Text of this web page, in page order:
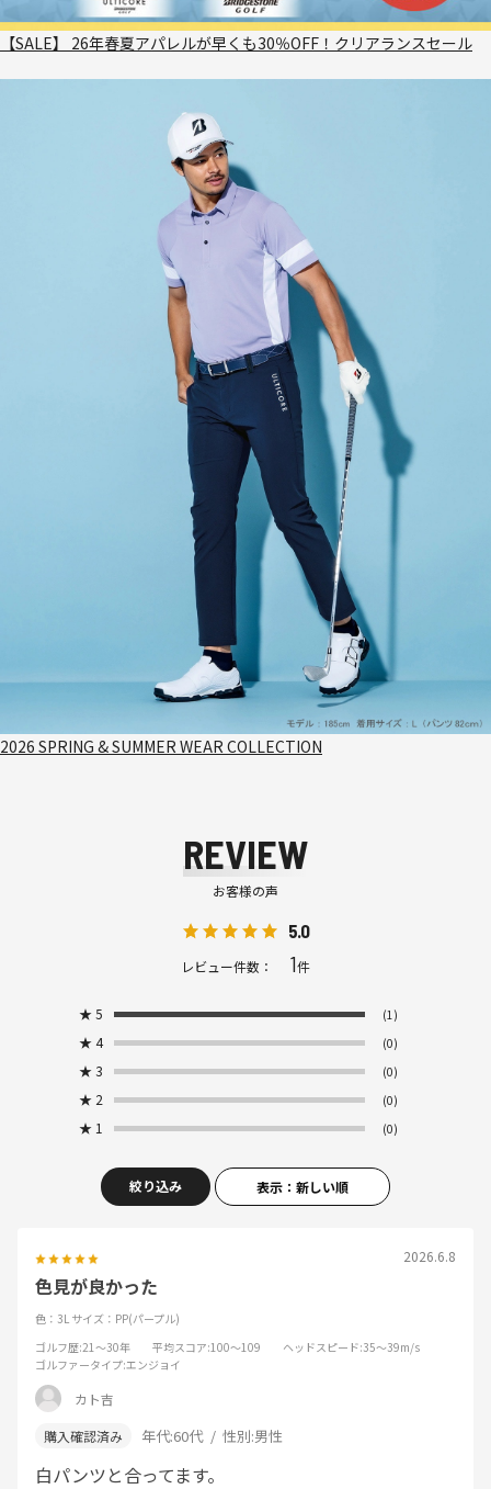
【SALE】 26年春夏アパレルが早くも30％OFF！クリアランスセール
2026 SPRING & SUMMER WEAR COLLECTION
REVIEW
お客様の声
5.0
レビュー件数： 1件
★ 5 (1)
★ 4 (0)
★ 3 (0)
★ 2 (0)
★ 1 (0)
絞り込み 表示：新しい順
2026.6.8
色見が良かった
色：3L サイズ：PP(パープル)
ゴルフ歴:21～30年 平均スコア:100～109 ヘッドスピード:35～39m/s
ゴルファータイプ:エンジョイ
カト吉
年代:60代 性別:男性
白パンツと合ってます。